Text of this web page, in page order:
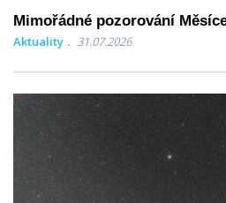
Mimořádné pozorování
Aktuality 31.07.2026